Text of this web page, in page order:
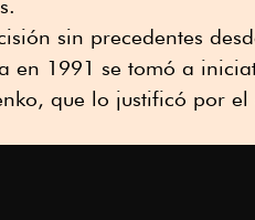
sin precedentes
en 1991 se tomó a
que lo justificó por